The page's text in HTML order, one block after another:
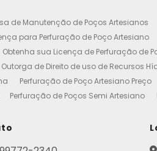
de Manutenção de Poços Artesianos
para Perfuração de Poço Artesiano
Obtenha sua Licença de Perfuração de
Outorga de Direito de uso de Recursos
Perfuração de Poço Artesiano Preço
Perfuração de Poços Semi Artesiano
de Poços Artesianos
Quanto Custa o